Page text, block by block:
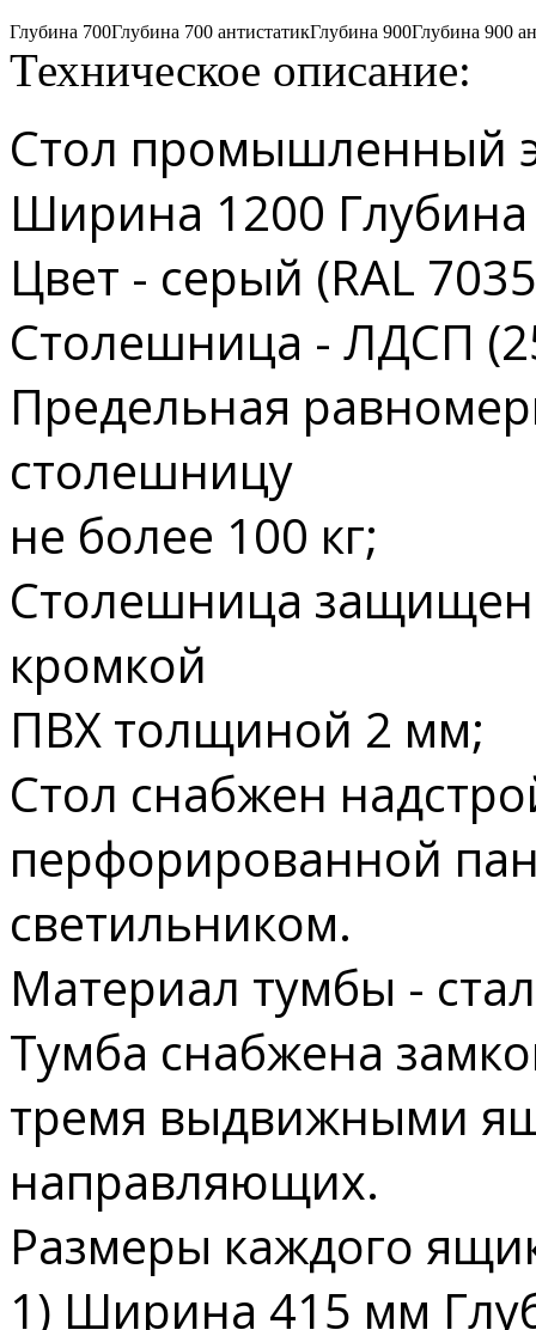
Глубина 700Глубина 700 антистатикГлубина 900Глубина 900
Техническое описание:
Стол промышленный
Ширина 1200
Цвет - серый (RAL
Столешница - ЛДСП
Предельная
столешницу
не более 100 кг;
Столешница
кромкой
ПВХ толщиной 2 мм;
Стол снабжен
перфорированной
светильником.
Материал тумбы -
Тумба снабжена
тремя выдвижными
направляющих.
Размеры каждого
1) Ширина 415 мм